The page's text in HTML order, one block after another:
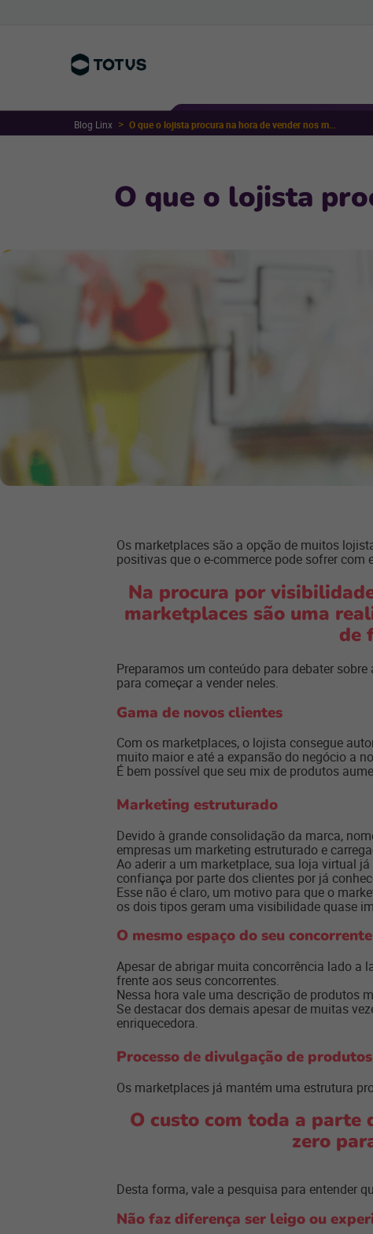
Blog Linx
O que o lojista
Os marketplaces são a opção de muitos
positivas que o e-commerce pode sofrer com
Na procura por
marketplaces são uma
de
Preparamos um conteúdo para debater
para começar a vender neles.
Gama de novos clientes
Com os marketplaces, o lojista consegue
muito maior e até a expansão do negócio a
É bem possível que seu mix de produtos
Marketing estruturado
Devido à grande consolidação da marca,
empresas um marketing estruturado e
Ao aderir a um marketplace, sua loja virtual
confiança por parte dos clientes por já
Esse não é claro, um motivo para que o
os dois tipos geram uma visibilidade quase
O mesmo espaço do seu concorrente
Apesar de abrigar muita concorrência lado a
frente aos seus concorrentes.
Nessa hora vale uma descrição de produtos
Se destacar dos demais apesar de muitas
enriquecedora.
Processo de divulgação de produtos
Os marketplaces já mantém uma estrutura
O custo com toda a parte
zero
Desta forma, vale a pesquisa para entender
Não faz diferença ser leigo ou